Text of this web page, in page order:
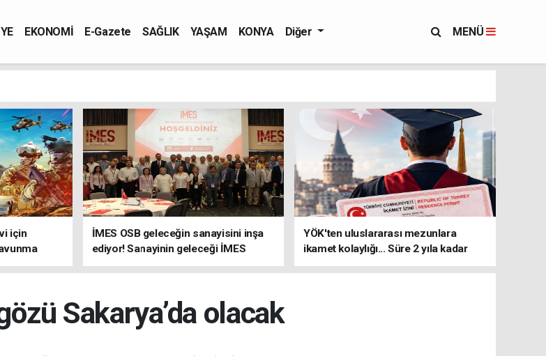
EKONOMİ E-Gazete SAĞLIK YAŞAM KONYA Diğer MENÜ
için
İMES OSB geleceğin sanayisini inşa
ediyor! Sanayinin geleceği İMES
OSB'de konuşuldu
YÖK'ten uluslararası mezunlara
ikamet kolaylığı... Süre 2 yıla kadar
uzatılabilecek
Sakarya’da olacak